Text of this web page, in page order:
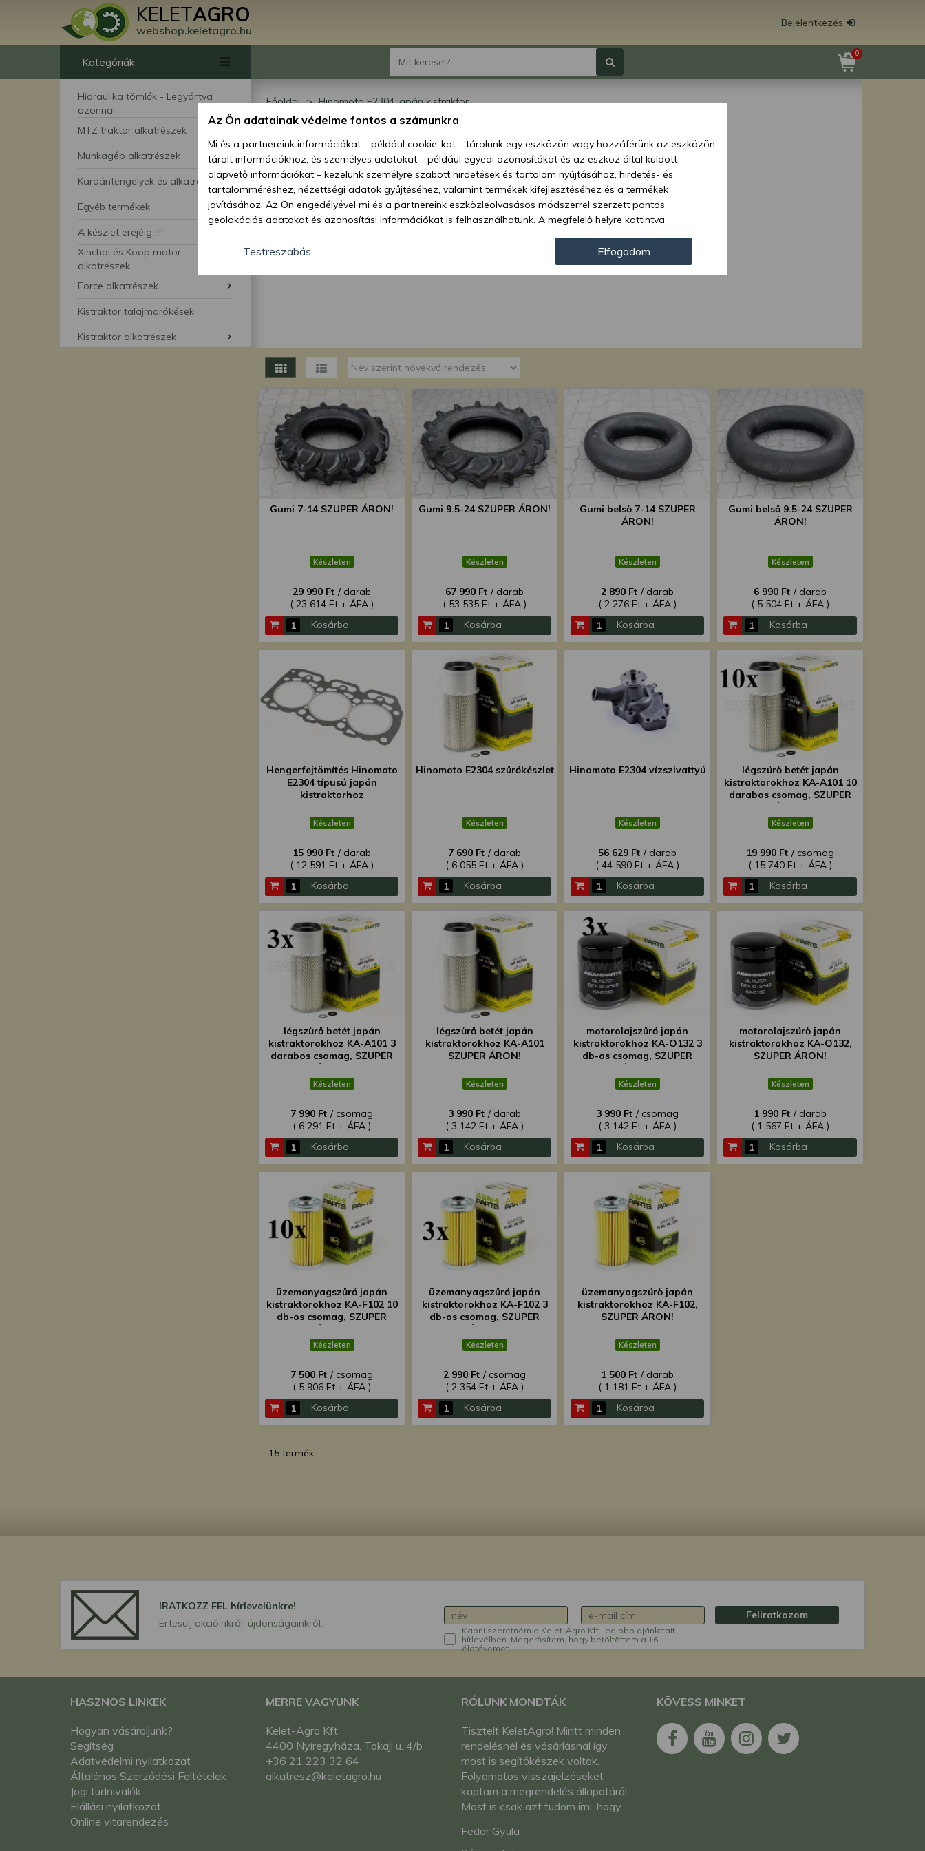
KELETAGRO
webshop.keletagro.hu
Bejelentkezés
Kategóriák
Hidraulika tömlők - Legyártva
azonnal
MTZ traktor alkatrészek
Munkagép alkatrészek
Kardántengelyek és alkatrészei
Egyéb termékek
A készlet erejéig !!!!
Xinchai és Koop motor
alkatrészek
Force alkatrészek
Kistraktor talajmarókések
Kistraktor alkatrészek
0
Főoldal Hinomoto E2304 japán kistraktor
Hinomoto E2304 japán
kistraktor
Gumi 7-14 SZUPER ÁRON!
Készleten
29 990 Ft / darab
( 23 614 Ft + ÁFA )
Kosárba
Gumi 9.5-24 SZUPER ÁRON!
Készleten
67 990 Ft / darab
( 53 535 Ft + ÁFA )
Kosárba
Gumi belső 7-14 SZUPER
ÁRON!
Készleten
2 890 Ft / darab
( 2 276 Ft + ÁFA )
Kosárba
Gumi belső 9.5-24 SZUPER
ÁRON!
Készleten
6 990 Ft / darab
( 5 504 Ft + ÁFA )
Kosárba
Hengerfejtömítés Hinomoto
E2304 típusú japán
kistraktorhoz
Készleten
15 990 Ft / darab
( 12 591 Ft + ÁFA )
Kosárba
Hinomoto E2304 szűrőkészlet
Készleten
7 690 Ft / darab
( 6 055 Ft + ÁFA )
Kosárba
Hinomoto E2304 vízszivattyú
Készleten
56 629 Ft / darab
( 44 590 Ft + ÁFA )
Kosárba
légszűrő betét japán
kistraktorokhoz KA-A101 10
darabos csomag, SZUPER
ÁRON!
Készleten
19 990 Ft / csomag
( 15 740 Ft + ÁFA )
Kosárba
légszűrő betét japán
kistraktorokhoz KA-A101 3
darabos csomag, SZUPER
ÁRON!
Készleten
7 990 Ft / csomag
( 6 291 Ft + ÁFA )
Kosárba
légszűrő betét japán
kistraktorokhoz KA-A101
SZUPER ÁRON!
Készleten
3 990 Ft / darab
( 3 142 Ft + ÁFA )
Kosárba
motorolajszűrő japán
kistraktorokhoz KA-O132 3
db-os csomag, SZUPER
ÁRON!
Készleten
3 990 Ft / csomag
( 3 142 Ft + ÁFA )
Kosárba
motorolajszűrő japán
kistraktorokhoz KA-O132,
SZUPER ÁRON!
Készleten
1 990 Ft / darab
( 1 567 Ft + ÁFA )
Kosárba
üzemanyagszűrő japán
kistraktorokhoz KA-F102 10
db-os csomag, SZUPER
ÁRON!
Készleten
7 500 Ft / csomag
( 5 906 Ft + ÁFA )
Kosárba
üzemanyagszűrő japán
kistraktorokhoz KA-F102 3
db-os csomag, SZUPER
ÁRON!
Készleten
2 990 Ft / csomag
( 2 354 Ft + ÁFA )
Kosárba
üzemanyagszűrő japán
kistraktorokhoz KA-F102,
SZUPER ÁRON!
Készleten
1 500 Ft / darab
( 1 181 Ft + ÁFA )
Kosárba
15 termék
IRATKOZZ FEL hírlevelünkre!
Értesülj akcióinkról, újdonságainkról.
Kapni szeretném a Kelet-Agro Kft. legjobb ajánlatait
hírlevélben. Megerősítem, hogy betöltöttem a 16.
életévemet.
Feliratkozom
HASZNOS LINKEK
Hogyan vásároljunk?
Segítség
Adatvédelmi nyilatkozat
Általános Szerződési Feltételek
Jogi tudnivalók
Elállási nyilatkozat
Online vitarendezés
MERRE VAGYUNK
Kelet-Agro Kft.
4400 Nyíregyháza, Tokaji u. 4/b
+36 21 223 32 64
alkatresz@keletagro.hu
RÓLUNK MONDTÁK
Tisztelt KeletAgro! Mintt minden
rendelésnél és vásárlásnál így
most is segítőkészek voltak.
Folyamatos visszajelzéseket
kaptam a megrendelés állapotáról.
Most is csak azt tudom írni, hogy
Önökkel. További minden jót!
Fedor Gyula
KÖVESS MINKET
Az Ön adatainak védelme fontos a számunkra
Mi és a partnereink információkat – például cookie-kat – tárolunk egy eszközön vagy hozzáférünk az eszközön
tárolt információkhoz, és személyes adatokat – például egyedi azonosítókat és az eszköz által küldött
alapvető információkat – kezelünk személyre szabott hirdetések és tartalom nyújtásához, hirdetés- és
tartalomméréshez, nézettségi adatok gyűjtéséhez, valamint termékek kifejlesztéséhez és a termékek
javításához. Az Ön engedélyével mi és a partnereink eszközleolvasásos módszerrel szerzett pontos
geolokációs adatokat és azonosítási információkat is felhasználhatunk. A megfelelő helyre kattintva
hozzájárulhat ahhoz, hogy mi és a partnereink a fent leírtak szerint adatkezelést végezzünk. Másik
lehetőségként a hozzájárulás megadása vagy elutasítása előtt részletesebb információkhoz juthat, és
megváltoztathatja beállításait. Felhívjuk figyelmét, hogy személyes adatainak bizonyos kezeléséhez nem
feltétlenül szükséges az Ön hozzájárulása, de jogában áll tiltakozni az ilyen jellegű adatkezelés ellen. A
Testreszabás Elfogadom